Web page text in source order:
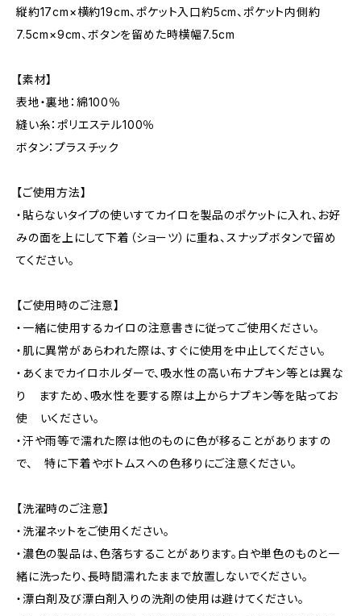
縦約17cm×横約19cm、ポケット入口約5cm、ポケット内側約
7.5cm×9cm、ボタンを留めた時横幅7.5cm
【素材】
表地・裏地：綿100％
縫い糸：ポリエステル100％
ボタン：プラスチック
【ご使用方法】
・貼らないタイプの使いすてカイロを製品のポケットに入れ、お好
みの面を上にして下着（ショーツ）に重ね、スナップボタンで留め
てください。
【ご使用時のご注意】
・一緒に使用するカイロの注意書きに従ってご使用ください。
・肌に異常があらわれた際は、すぐに使用を中止してください。
・あくまでカイロホルダーで、吸水性の高い布ナプキン等とは異な
り ますため、吸水性を要する際は上からナプキン等を貼ってお
使 いください。
・汗や雨等で濡れた際は他のものに色が移ることがありますの
で、 特に下着やボトムスへの色移りにご注意ください。
【洗濯時のご注意】
・洗濯ネットをご使用ください。
・濃色の製品は、色落ちすることがあります。白や単色のものと一
緒に洗ったり、長時間濡れたままで放置しないでください。
・漂白剤及び漂白剤入りの洗剤の使用は避けてください。